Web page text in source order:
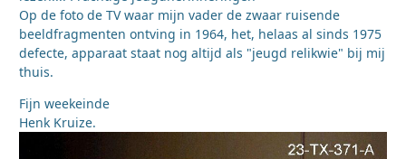
Op de foto de TV waar mijn vader de zwaar ruisende
beeldfragmenten ontving in 1964, het, helaas al sinds 1975
defecte, apparaat staat nog altijd als "jeugd relikwie" bij mij
thuis.
Fijn weekeinde
Henk Kruize.